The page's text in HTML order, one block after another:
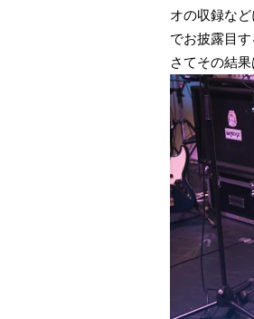
オの収録な
でお披露目
さてその結